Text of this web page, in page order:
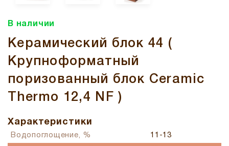
В наличии
Керамический блок 44 (
Крупноформатный
поризованный блок Ceramic
Thermo 12,4 NF )
Характеристики
Водопоглощение, % 11-13